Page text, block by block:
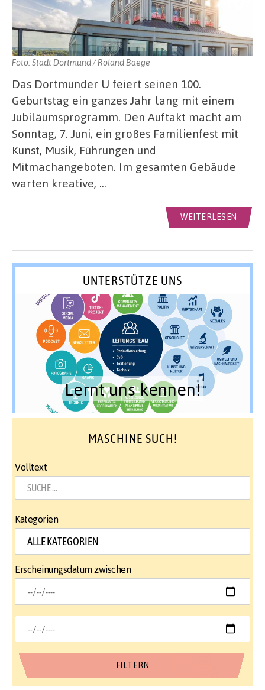
Foto: Stadt Dortmund / Roland Baege
Das Dortmunder U feiert seinen 100.
Geburtstag ein ganzes Jahr lang mit einem
Jubiläumsprogramm. Den Auftakt macht am
Sonntag, 7. Juni, ein großes Familienfest mit
Kunst, Musik, Führungen und
Mitmachangeboten. Im gesamten Gebäude
warten kreative, …
WEITERLESEN
UNTERSTÜTZE UNS
Lernt uns kennen!
MASCHINE SUCH!
Volltext
Kategorien
Erscheinungsdatum zwischen